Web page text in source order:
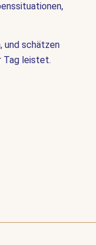
und schätzen
Tag leistet.